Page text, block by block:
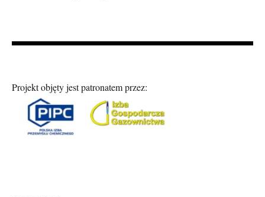
Projekt objęty jest patronatem przez: